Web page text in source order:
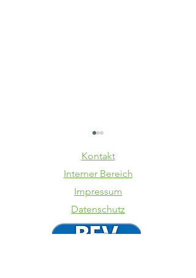
TSV
Kontakt
Interner Bereich
Impressum
Datenschutz